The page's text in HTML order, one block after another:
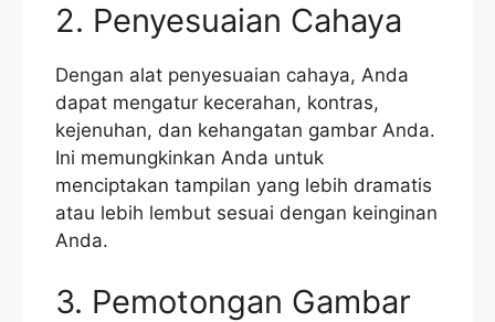
2. Penyesuaian Cahaya
Dengan alat penyesuaian cahaya, Anda
dapat mengatur kecerahan, kontras,
kejenuhan, dan kehangatan gambar Anda.
Ini memungkinkan Anda untuk
menciptakan tampilan yang lebih dramatis
atau lebih lembut sesuai dengan keinginan
Anda.
3. Pemotongan Gambar